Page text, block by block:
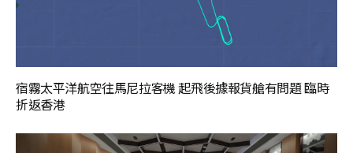
宿霧太平洋航空往馬尼拉客機 起飛後據報貨艙有問題 臨時
折返香港